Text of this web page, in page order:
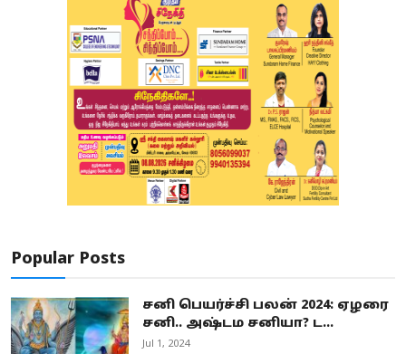
Popular Posts
சனி பெயர்ச்சி பலன் 2024: ஏழரை
சனி.. அஷ்டம சனியா? ட...
Jul 1, 2024